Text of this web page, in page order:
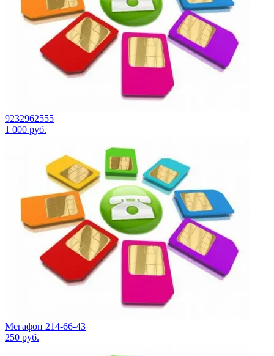
9232962555
1 000 руб.
Мегафон 214-66-43
250 руб.